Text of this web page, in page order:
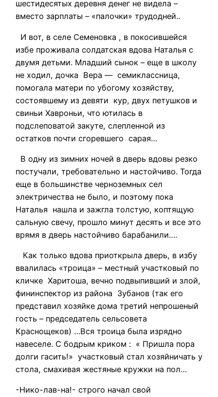
шестидесятых деревня денег не видела –
вместо зарплаты – «палочки» трудодней..
И вот, в селе Семеновка , в покосившейся
избе проживала солдатская вдова Наталья с
двумя детьми. Младший сынок – еще в школу
не ходил, дочка Вера — семиклассница,
помогала матери по убогому хозяйству,
состоявшему из девяти кур, двух петушков и
свиньи Хавроньи, что ютилась в
подслеповатой закуте, слепленной из
остатков почти сгоревшего сарая…
В одну из зимних ночей в дверь вдовы резко
постучали, требовательно и настойчиво. Тогда
еще в большинстве черноземных сел
электричества не было, и поэтому пока
Наталья нашла и зажгла толстую, коптящую
сальную свечу, прошло минут десять и все это
врямя в дверь настойчиво барабанили….
Как только вдова приоткрыла дверь, в избу
ввалилась «троица» – местный участковый по
кличке Харитоша, вечно подвыпивший и злой,
фининспектор из района Зубанов (так его
представил хозяйке дома третий непрошеный
гость – председатель сельсовета
Краснощеков) …Вся троица была изрядно
навеселе. С бодрым криком : « Пришла пора
долги гасить!» участковый стал хозяйничать у
стола, смахивая жестяные кружки на пол…
-Нико-лав-на!- строго начал свой